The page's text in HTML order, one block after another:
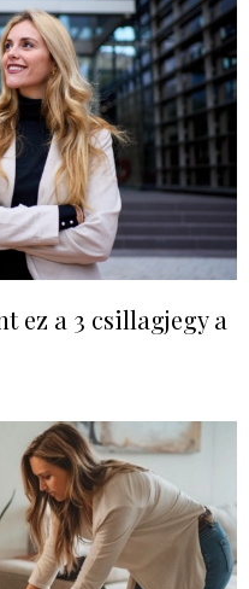
ez a 3 csillagjegy a